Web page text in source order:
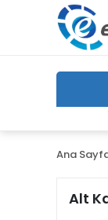
Ana
Alt